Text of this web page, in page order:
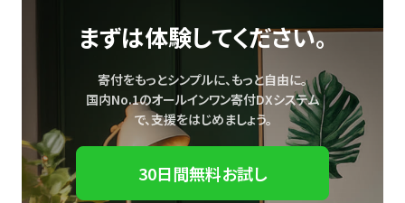
まずは体験してください。
寄付をもっとシンプルに、もっと自由に。
国内No.1のオールインワン寄付DXシステム
で、支援をはじめましょう。
30日間無料お試し